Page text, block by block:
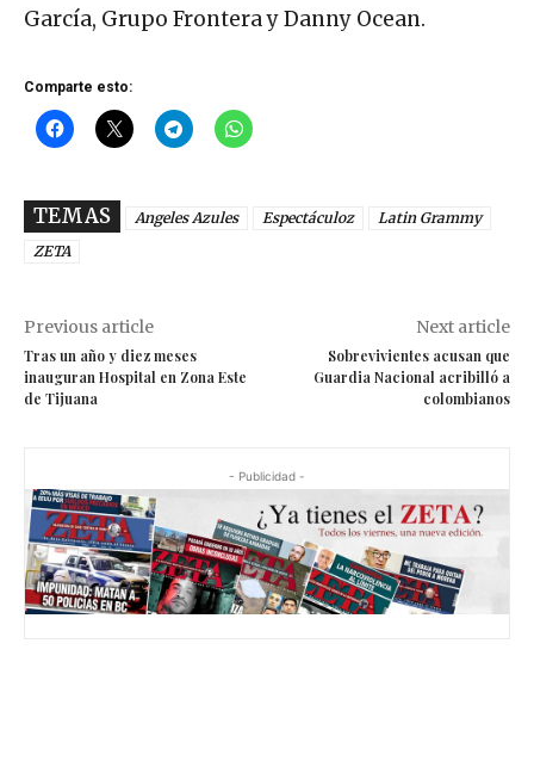
García, Grupo Frontera y Danny Ocean.
Comparte esto:
TEMAS Angeles Azules Espectáculoz
Latin Grammy
ZETA
Previous article
Tras un año y diez meses
inauguran Hospital en Zona Este
de Tijuana
Next article
Sobrevivientes acusan que
Guardia Nacional acribilló a
colombianos
- Publicidad -